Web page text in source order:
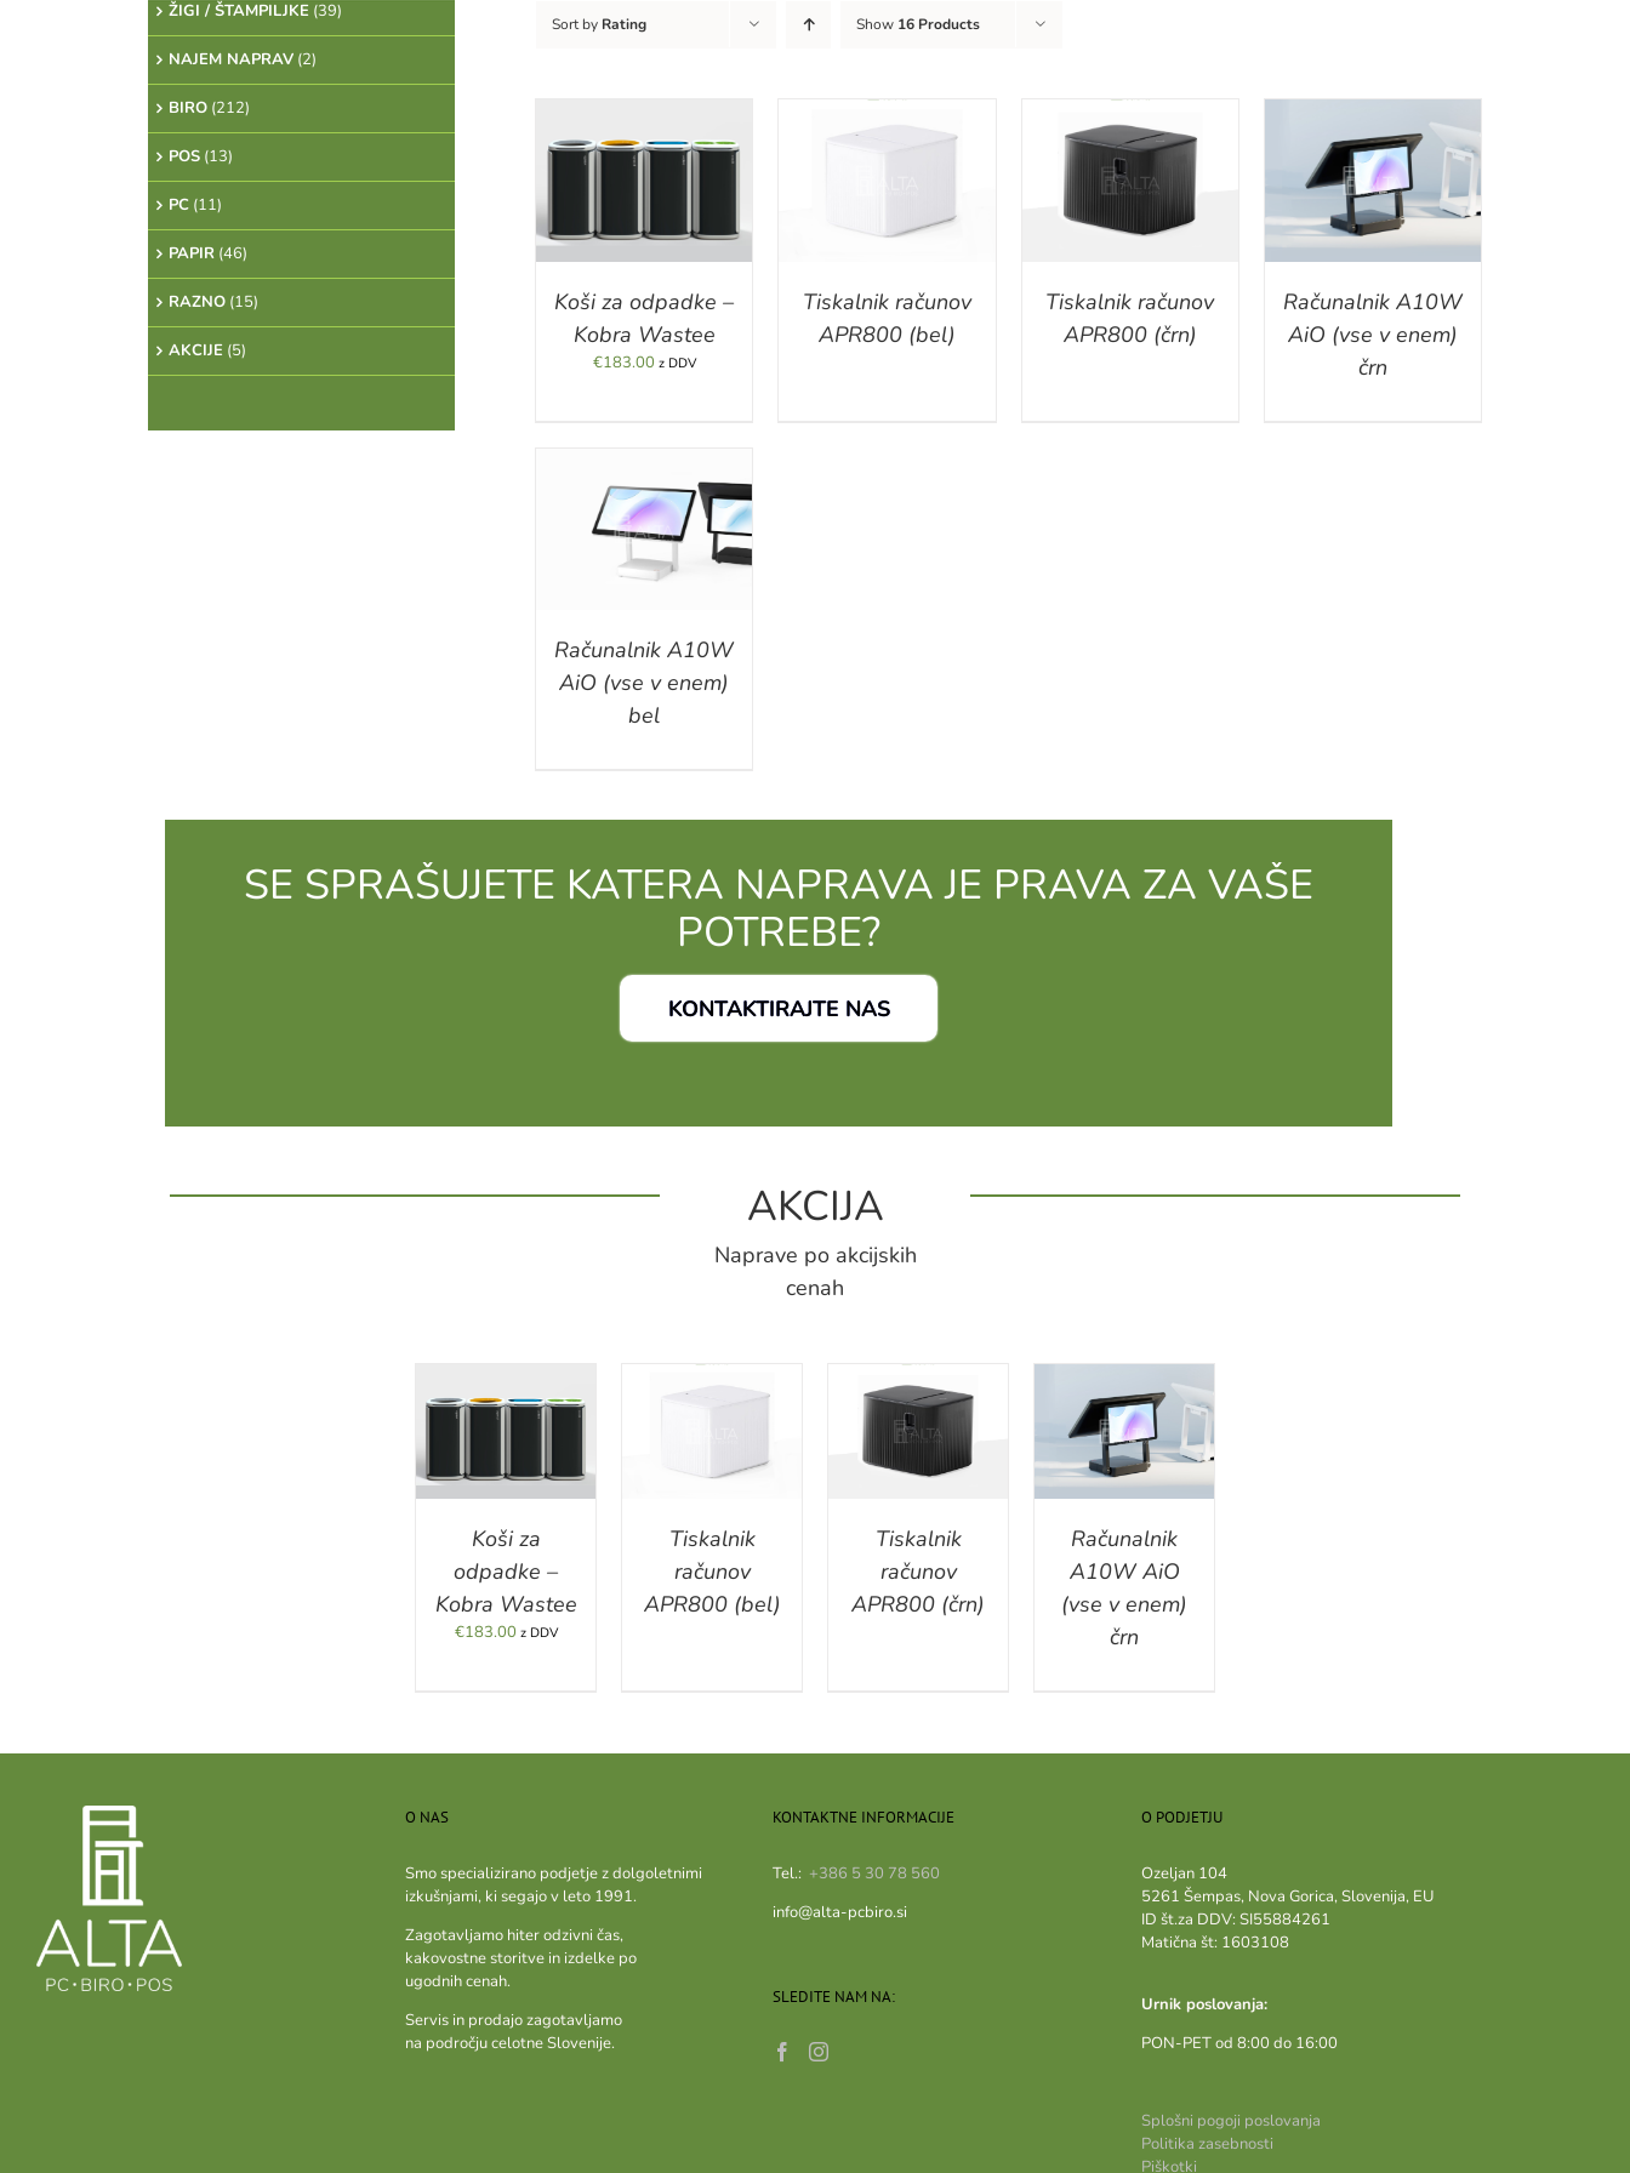
Sort by Rating Show 16 Products
DETAILS
Koši za odpadke –
Kobra Wastee
€183.00 z DDV
Tiskalnik računov
APR800 (bel)
Tiskalnik računov
APR800 (črn)
DETAILS
Računalnik A10W
AiO (vse v enem)
črn
Računalnik A10W
AiO (vse v enem)
bel
ŽIGI / ŠTAMPILJKE (39)
NAJEM NAPRAV (2)
BIRO (212)
POS (13)
PC (11)
PAPIR (46)
RAZNO (15)
AKCIJE (5)
SE SPRAŠUJETE KATERA NAPRAVA JE PRAVA ZA VAŠE
POTREBE?
KONTAKTIRAJTE NAS
AKCIJA
Naprave po akcijskih
cenah
Koši za
odpadke –
Kobra Wastee
€183.00 z DDV
Tiskalnik
računov
APR800 (bel)
Tiskalnik
računov
APR800 (črn)
DETAILS
Računalnik
A10W AiO
(vse v enem)
črn
O NAS
Smo specializirano podjetje z dolgoletnimi
izkušnjami, ki segajo v leto 1991.
Zagotavljamo hiter odzivni čas,
kakovostne storitve in izdelke po
ugodnih cenah.
Servis in prodajo zagotavljamo
na področju celotne Slovenije.
KONTAKTNE INFORMACIJE
Tel.: +386 5 30 78 560
info@alta-pcbiro.si
SLEDITE NAM NA:
O PODJETJU
Ozeljan 104
5261 Šempas, Nova Gorica, Slovenija, EU
ID št.za DDV: SI55884261
Matična št: 1603108
Urnik poslovanja:
PON-PET od 8:00 do 16:00
Splošni pogoji poslovanja
Politika zasebnosti
Piškotki